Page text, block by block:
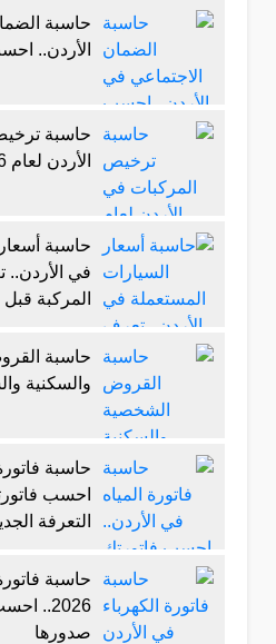
حاسبة
الأردن..
حاسبة
الأردن لعام 2026
حاسبة
في
المركبة
حاسبة
والسكنية
حاسبة
احسب
التعرفة
حاسبة
2026..
صدورها